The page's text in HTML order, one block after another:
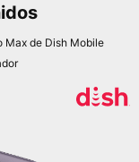
Max de Dish Mobile